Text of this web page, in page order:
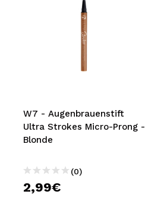
W7 - Augenbrauenstift
Ultra Strokes Micro-Prong -
Blonde
(0)
2,99€